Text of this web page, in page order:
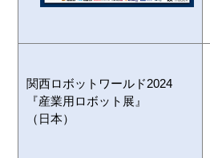
関西ロボットワールド2024
『産業用ロボット展』
（日本）